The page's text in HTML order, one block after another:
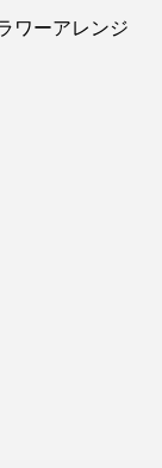
ワーアレンジ